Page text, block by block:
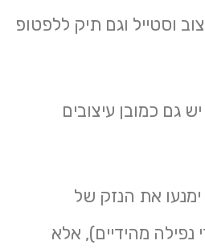
וסטייל וגם תיק ללפטופ
גם כמובן עיצובים
את הנזק של
מהידיים), אלא